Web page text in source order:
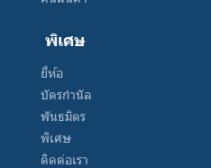
พิเศษ
ยี่ห้อ
บัตรกำนัล
พันธมิตร
พิเศษ
ติดต่อเรา